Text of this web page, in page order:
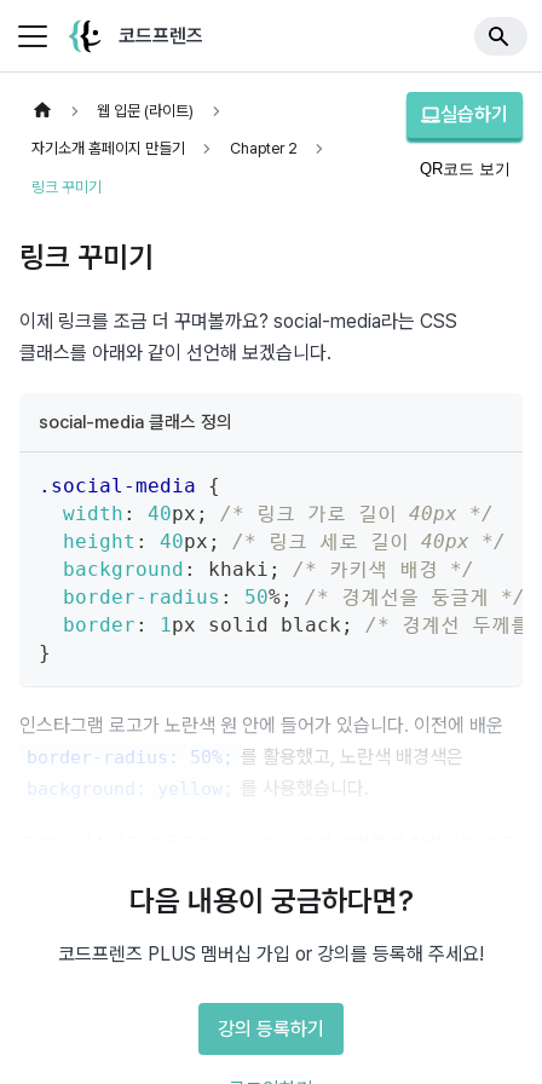
코드프렌즈
웹 입문 (라이트)
자기소개 홈페이지 만들기 Chapter 2
링크 꾸미기
실습하기
QR코드 보기
링크 꾸미기
이제 링크를 조금 더 꾸며볼까요? social-media라는 CSS
클래스를 아래와 같이 선언해 보겠습니다.
social-media 클래스 정의
.social-media
{
width : 40px ;
/* 링크 가로 길이 40px */
height : 40px ;
/* 링크 세로 길이 40px */
background : khaki ;
/* 카키색 배경 */
border-radius : 50%;
/* 경계선을 둥글게 */
border : 1px solid black ;
/* 경계선 두께
}
border-radius: 50%;
background: yellow; 를 사용했습니다.
social-media CSS 클래스를 아래와 같이 바꾸어 보겠습니다.
다음 내용이 궁금하다면?
코드프렌즈 PLUS 멤버십 가입 or 강의를 등록해 주세요!
강의 등록하기